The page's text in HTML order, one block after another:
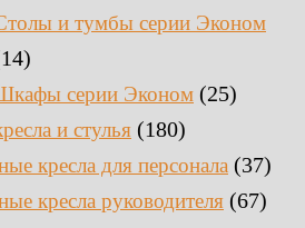
и тумбы серии Эконом
серии Эконом (25)
и стулья (180)
кресла для персонала (37)
кресла руководителя (67)